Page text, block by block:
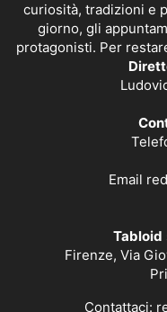
curiosità, tradizioni e
giorno, gli
protagonisti. Per
Email
Tabloid
Firenze, Via
Contattaci: